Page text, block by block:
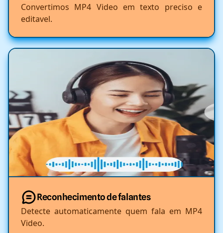
Convertimos MP4 Video em texto preciso e
editavel.
Reconhecimento de falantes
Detecte automaticamente quem fala em MP4
Video.